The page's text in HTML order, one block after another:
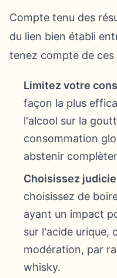
Compte tenu des
du lien bien établi
tenez compte de ces
Limitez votre
façon la plus
l'alcool sur la
consommation
abstenir
Choisissez
choisissez de
ayant un impact
sur l'acide urique,
modération, par
whisky.